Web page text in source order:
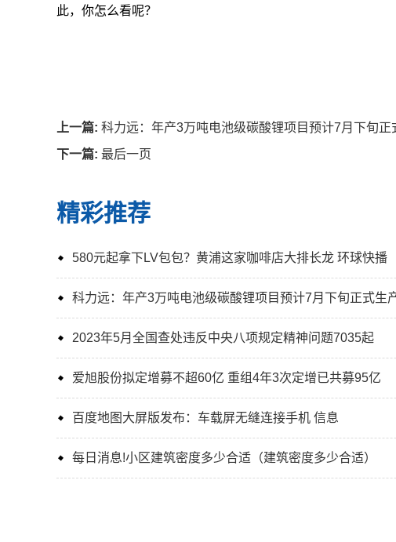
此，你怎么看呢？
上一篇: 科力远：年产3万吨电池级碳酸锂项目预计7月下旬正
下一篇: 最后一页
精彩推荐
580元起拿下LV包包？黄浦这家咖啡店大排长龙 环球快播
科力远：年产3万吨电池级碳酸锂项目预计7月下旬正式生
2023年5月全国查处违反中央八项规定精神问题7035起
爱旭股份拟定增募不超60亿 重组4年3次定增已共募95亿
百度地图大屏版发布：车载屏无缝连接手机 信息
每日消息!小区建筑密度多少合适（建筑密度多少合适）